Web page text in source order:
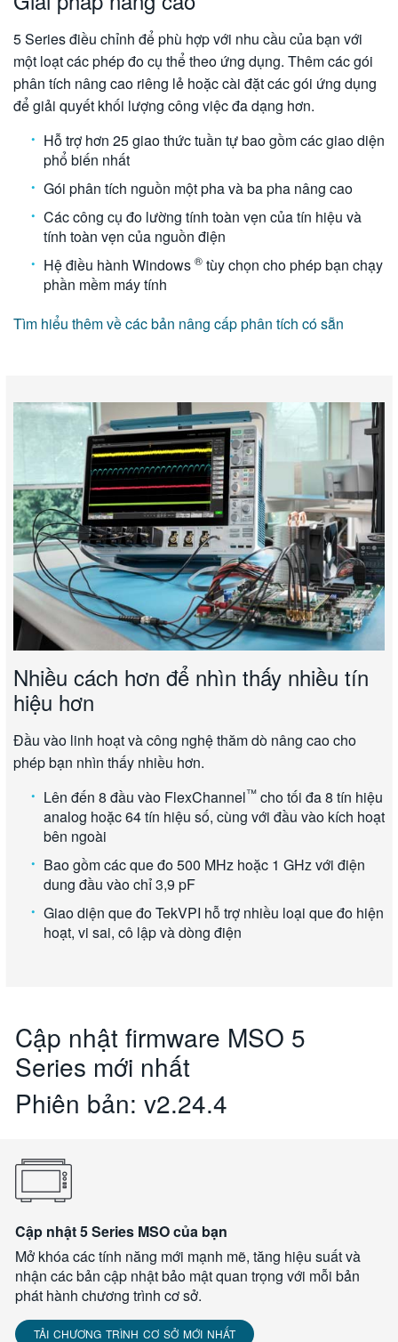
5 Series điều chỉnh để phù hợp với nhu cầu của bạn với
một loạt các phép đo cụ thể theo ứng dụng. Thêm các gói
phân tích nâng cao riêng lẻ hoặc cài đặt các gói ứng dụng
để giải quyết khối lượng công việc đa dạng hơn.
Hỗ trợ hơn 25 giao thức tuần tự bao gồm các giao diện
phổ biến nhất
Gói phân tích nguồn một pha và ba pha nâng cao
Các công cụ đo lường tính toàn vẹn của tín hiệu và
tính toàn vẹn của nguồn điện
Hệ điều hành Windows ® tùy chọn cho phép bạn chạy
phần mềm máy tính
Tìm hiểu thêm về các bản nâng cấp phân tích có sẵn
Nhiều cách hơn để nhìn thấy nhiều tín
hiệu hơn
Đầu vào linh hoạt và công nghệ thăm dò nâng cao cho
phép bạn nhìn thấy nhiều hơn.
Lên đến 8 đầu vào FlexChannel™ cho tối đa 8 tín hiệu
analog hoặc 64 tín hiệu số, cùng với đầu vào kích hoạt
bên ngoài
Bao gồm các que đo 500 MHz hoặc 1 GHz với điện
dung đầu vào chỉ 3,9 pF
Giao diện que đo TekVPI hỗ trợ nhiều loại que đo hiện
hoạt, vi sai, cô lập và dòng điện
Cập nhật firmware MSO 5
Series mới nhất
Phiên bản: v2.24.4
Cập nhật 5 Series MSO của bạn
Mở khóa các tính năng mới mạnh mẽ, tăng hiệu suất và
nhận các bản cập nhật bảo mật quan trọng với mỗi bản
phát hành chương trình cơ sở.
TẢI CHƯƠNG TRÌNH CƠ SỞ MỚI NHẤT